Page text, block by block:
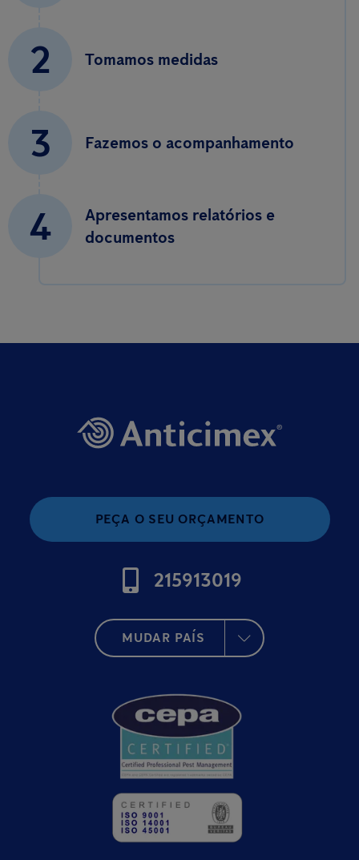
2 Tomamos medidas
3 Fazemos o acompanhamento
4
Apresentamos relatórios e
documentos
PEÇA O SEU ORÇAMENTO
215913019
MUDAR PAÍS